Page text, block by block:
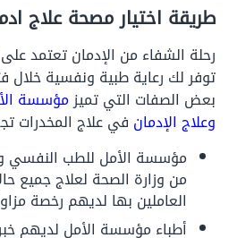
طريقة اختيار مصحة علاج
رحلة الشفاء من الإدمان تعتمد
توفر لك رعاية طبية ونفسية خلال
بعض الصفات التي تميزمؤسسة
وعلاج الإدمان في علاج المخدرات
مؤسسة الأمل للطب النفسي
من وزارة الصحة لعلاج جميع
العاملين بها لديهم رخصة
أطباء مؤسسة الأمل لديهم